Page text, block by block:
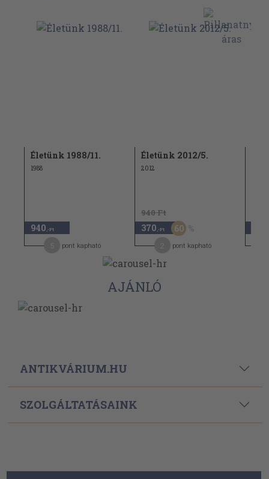
Életünk 1988/11.
1988
940 ,-Ft
pont kapható
Életünk 2012/5.
2012
940 Ft
370 ,-Ft 60
pont kapható
AJÁNLÓ
ANTIKVÁRIUM.HU
SZOLGÁLTATÁSAINK